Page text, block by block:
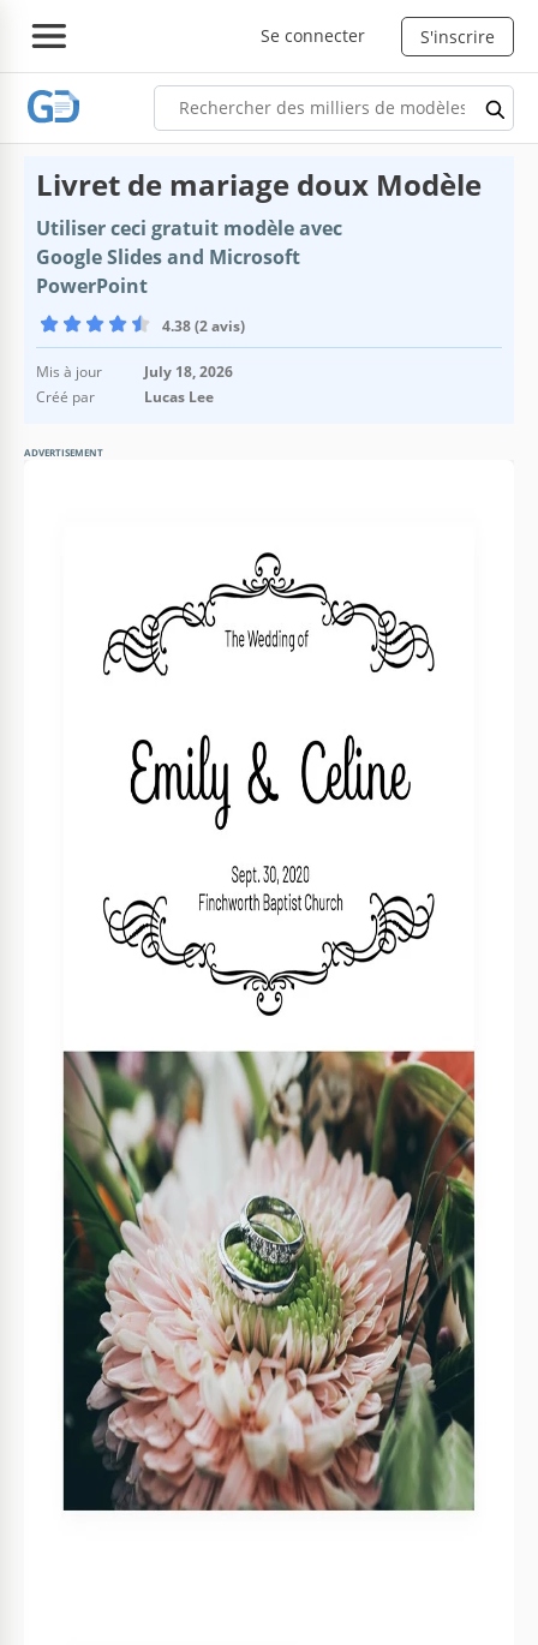
Se connecter S'inscrire
Livret de mariage doux Modèle
Utiliser ceci gratuit modèle avec
Google Slides and Microsoft
PowerPoint
4.38 (2 avis)
Mis à jour
July 18, 2026
Créé par
Lucas Lee
ADVERTISEMENT